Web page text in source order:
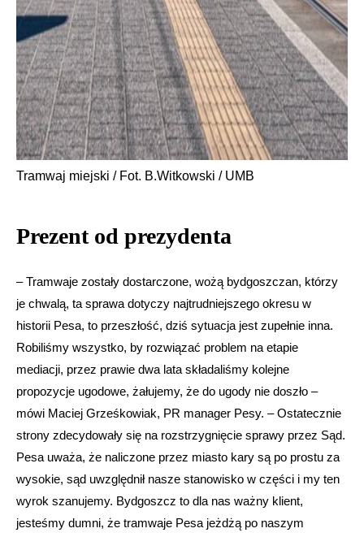
Tramwaj miejski / Fot. B.Witkowski / UMB
Prezent od prezydenta
– Tramwaje zostały dostarczone, wożą bydgoszczan, którzy
je chwalą, ta sprawa dotyczy najtrudniejszego okresu w
historii Pesa, to przeszłość, dziś sytuacja jest zupełnie inna.
Robiliśmy wszystko, by rozwiązać problem na etapie
mediacji, przez prawie dwa lata składaliśmy kolejne
propozycje ugodowe, żałujemy, że do ugody nie doszło –
mówi Maciej Grześkowiak, PR manager Pesy. – Ostatecznie
strony zdecydowały się na rozstrzygnięcie sprawy przez Sąd.
Pesa uważa, że naliczone przez miasto kary są po prostu za
wysokie, sąd uwzględnił nasze stanowisko w części i my ten
wyrok szanujemy. Bydgoszcz to dla nas ważny klient,
jesteśmy dumni, że tramwaje Pesa jeżdżą po naszym